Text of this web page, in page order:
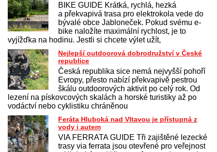
BIKE GUIDE Krátká, rychlá, hezká
a překvapivá trasa pro elektrokola vede do
bývalé obce Jabloneček. Pokud svému e-
bike naložíte maximální rychlost, je to
vyjížďka na hodinu. Jestli si chcete výlet užít,
Nejlepší outdoorová dobrodružství v České
republice
Česká republika sice nemá nejvyšší pohoří
Evropy, přesto nabízí překvapivě pestrou
škálu outdoorových aktivit po celý rok. Od
lezení na pískovcových skalách a horské turistiky až po
vodáctví nebo cyklistiku chráněnou
Feráta Hluboká nad Vltavou je přístupná z
vody i autem
VIA FERRATA GUIDE Tři zajištěné lezecké
trasy via ferrata jsou otevřené pro veřejnost